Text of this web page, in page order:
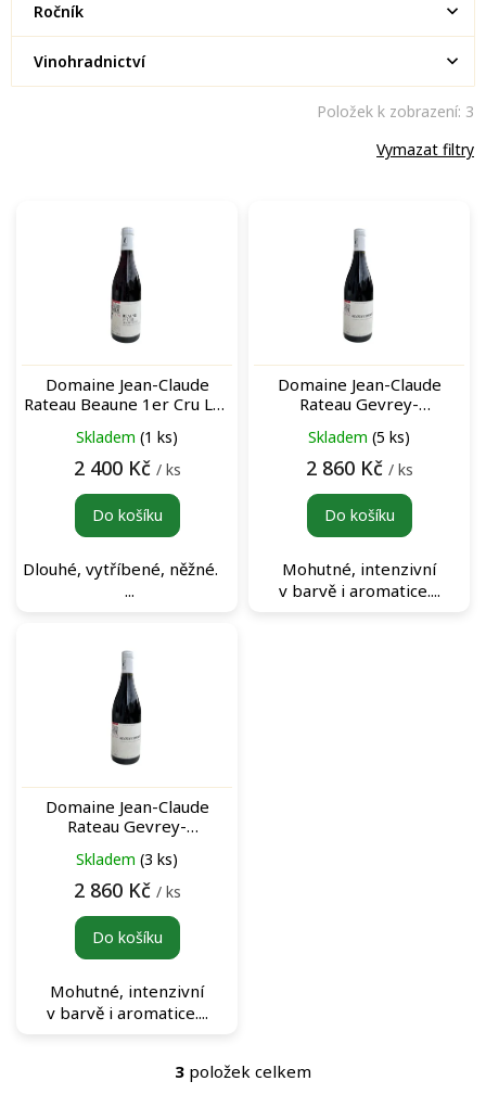
Ročník
Vinohradnictví
Vymazat filtry
Položek k zobrazení: 3
o
Domaine Jean-Claude
Rateau Beaune 1er Cru Les
archivní červené víno
Skladem (1 ks)
2 400 Kč / ks
Do košíku
Dlouhé, vytříbené, něžné.
...
Domaine Jean-Claude
Rateau Gevrey-
archivní červené víno
Skladem (5 ks)
2 860 Kč / ks
Do košíku
Mohutné, intenzivní
v barvě i aromatice....
Domaine Jean-Claude
Rateau Gevrey-
archivní červené víno
Skladem (3 ks)
2 860 Kč / ks
Do košíku
Mohutné, intenzivní
v barvě i aromatice....
O
3 položek celkem